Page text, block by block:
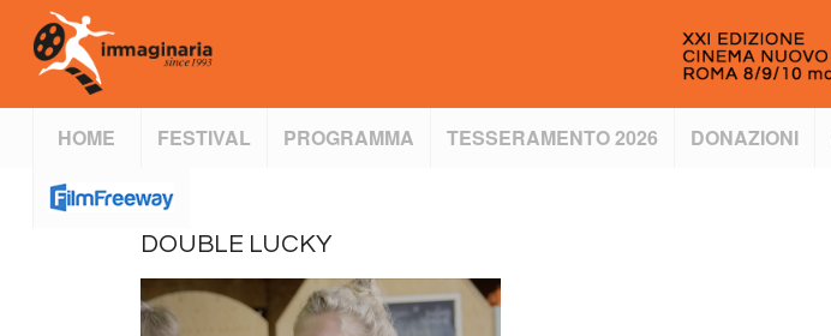
HOME FESTIVAL PROGRAMMA TESSERAMENTO 2026 DONAZIONI
DOUBLE LUCKY